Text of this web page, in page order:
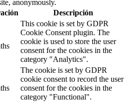
anonymously.
Descripción
This cookie is set by GDPR
Cookie Consent plugin. The
cookie is used to store the user
consent for the cookies in the
category "Analytics".
The cookie is set by GDPR
cookie consent to record the user
consent for the cookies in the
category "Functional".